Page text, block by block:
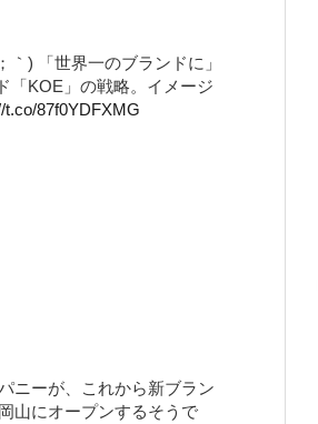
) 「世界一のブランドに」
「KOE」の戦略。イメージ
t.co/87f0YDFXMG
ニーが、これから新ブラン
山にオープンするそうで